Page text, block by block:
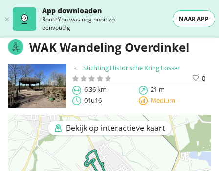
App downloaden
RouteYou was nog nooit zo
eenvoudig
NAAR APP
WAK Wandeling Overdinkel
Stichting Historische Kring Losser
0
6,36 km
21 m
01u16
Medium
Bekijk op interactieve kaart